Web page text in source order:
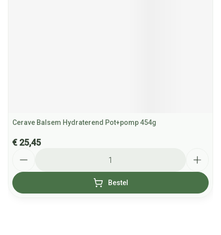
Cerave Balsem Hydraterend Pot+pomp 454g
€ 25,45
Bestel